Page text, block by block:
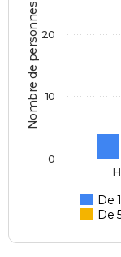
Nombre de personnes
De
De
0
10
20